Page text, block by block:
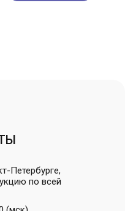
Петербурге,
по всей